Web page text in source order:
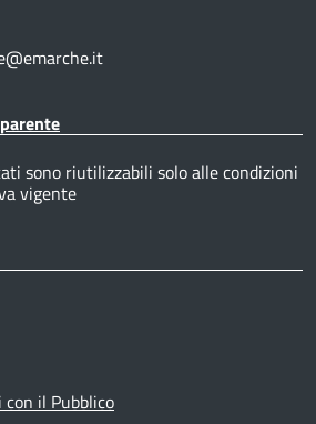
sono riutilizzabili solo alle condizioni
vigente
con il Pubblico